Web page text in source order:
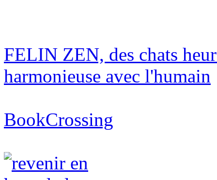
FELIN ZEN, des chats
harmonieuse avec l'humain
BookCrossing